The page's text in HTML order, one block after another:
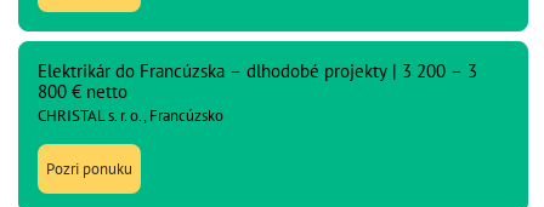
Elektrikár do Francúzska – dlhodobé projekty | 3 200 – 3
800 € netto
CHRISTAL s. r. o., Francúzsko
Pozri ponuku